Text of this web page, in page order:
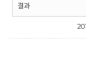
결과